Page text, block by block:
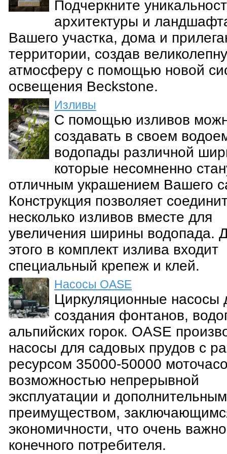
Подчеркните
архитектуры и
Вашего участка, дома и
территории, создав
атмосферу с помощью новой
освещения Beckstone.
Изливы
С помощью изливов
создавать в своем
водопады различной
которые несомненно
отличным украшением Вашего
Конструкция позволяет
несколько изливов вместе для
увеличения ширины водопада.
этого в комплект излива входит
специальный крепеж и клей.
Насосы OASE
Циркуляционные насосы
создания фонтанов,
альпийских горок. OASE
насосы для садовых прудов с
ресурсом 35000-50000
возможностью непрерывной
эксплуатации и дополнительным
преимуществом,
экономичности, что очень
конечного потребителя.